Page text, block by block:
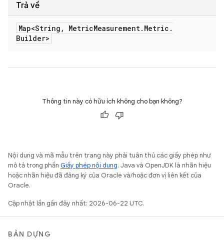
Trả về
Map<String , MetricMeasurement. Metric .
Builder>
Thông tin này có hữu ích không cho bạn không?
Nội dung và mã mẫu trên trang này phải tuân thủ các giấy phép như
mô tả trong phần Giấy phép nội dung. Java và OpenJDK là nhãn hiệu
hoặc nhãn hiệu đã đăng ký của Oracle và/hoặc đơn vị liên kết của
Oracle.
Cập nhật lần gần đây nhất: 2026-06-22 UTC.
BẢN DỰNG